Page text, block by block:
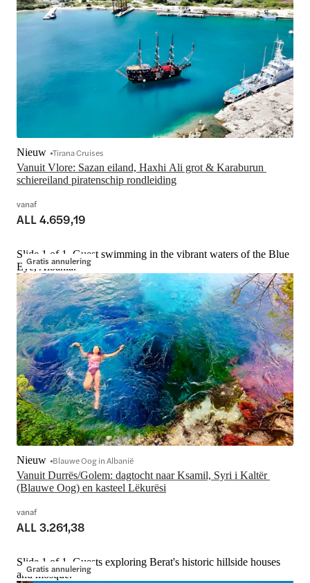
Vanuit Vlore: Sazan eiland, Haxhi Ali grot & Karaburun
schiereiland piratenschip rondleiding
Nieuw Tirana Cruises
vanaf
ALL 4.659,19
Gratis annulering
Slide 1 of 1, Guest swimming in the vibrant waters of the Blue
Eye, Albania.
Vanuit Durrës/Golem: dagtocht naar Ksamil, Syri i Kaltër
Nieuw Blauwe Oog in Albanië
vanaf
ALL 3.261,38
Gratis annulering
Slide 1 of 1, Guests exploring Berat's historic hillside houses
and mosque.